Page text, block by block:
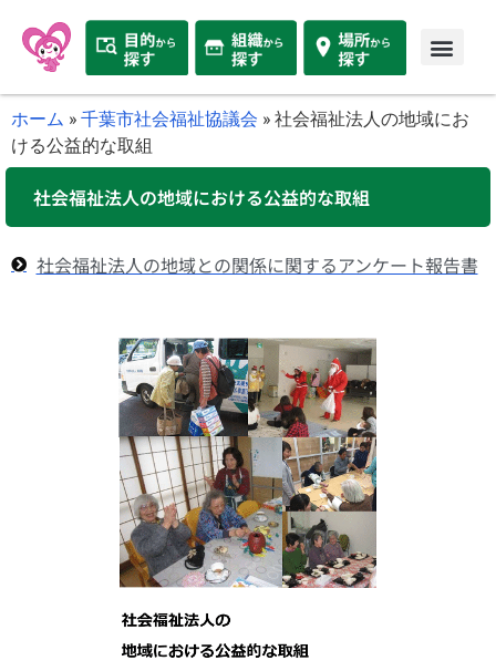
ホーム »千葉市社会福祉協議会 »社会福祉法人の地域にお
ける公益的な取組
社会福祉法人の地域における公益的な取組
社会福祉法人の地域との関係に関するアンケート報告書